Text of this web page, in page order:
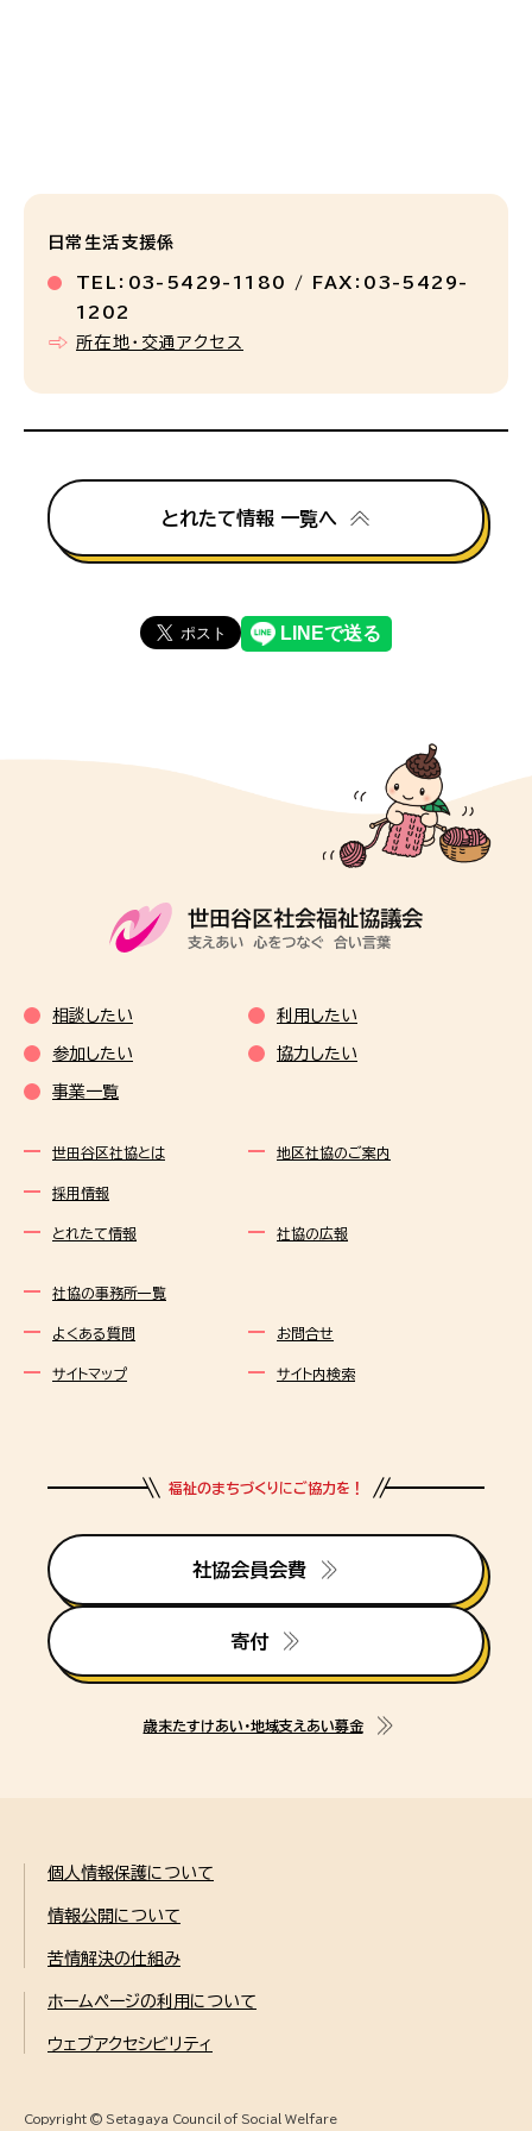
日常生活支援係
TEL：03-5429-1180 / FAX：03-5429-
1202
所在地・交通アクセス
とれたて情報 一覧へ
相談したい 利用したい
参加したい 協力したい
事業一覧
世田谷区社協とは 地区社協のご案内
採用情報
とれたて情報 社協の広報
社協の事務所一覧
よくある質問 お問合せ
サイトマップ サイト内検索
福祉のまちづくりにご協力を！
社協会員会費
寄付
歳末たすけあい・地域支えあい募金
個人情報保護について
情報公開について
苦情解決の仕組み
ホームページの利用について
ウェブアクセシビリティ
Copyright © Setagaya Council of Social Welfare